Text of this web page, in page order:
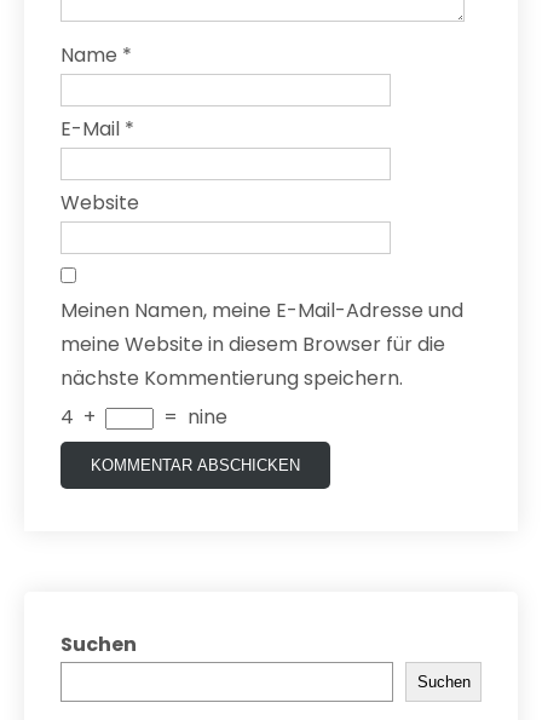
Name *
E-Mail *
Website
Meinen Namen, meine E-Mail-Adresse und
meine Website in diesem Browser für die
nächste Kommentierung speichern.
4 + = nine
Suchen
Suchen